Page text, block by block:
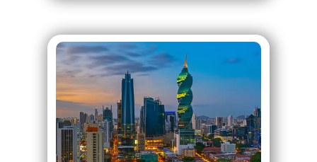
Un Nuevo
Horizonte
Financiero: Las
Ventajas de
Salir de las